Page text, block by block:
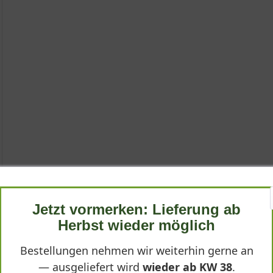
Jetzt vormerken: Lieferung ab
Herbst wieder möglich
Bestellungen nehmen wir weiterhin gerne an
— ausgeliefert wird wieder ab KW 38.